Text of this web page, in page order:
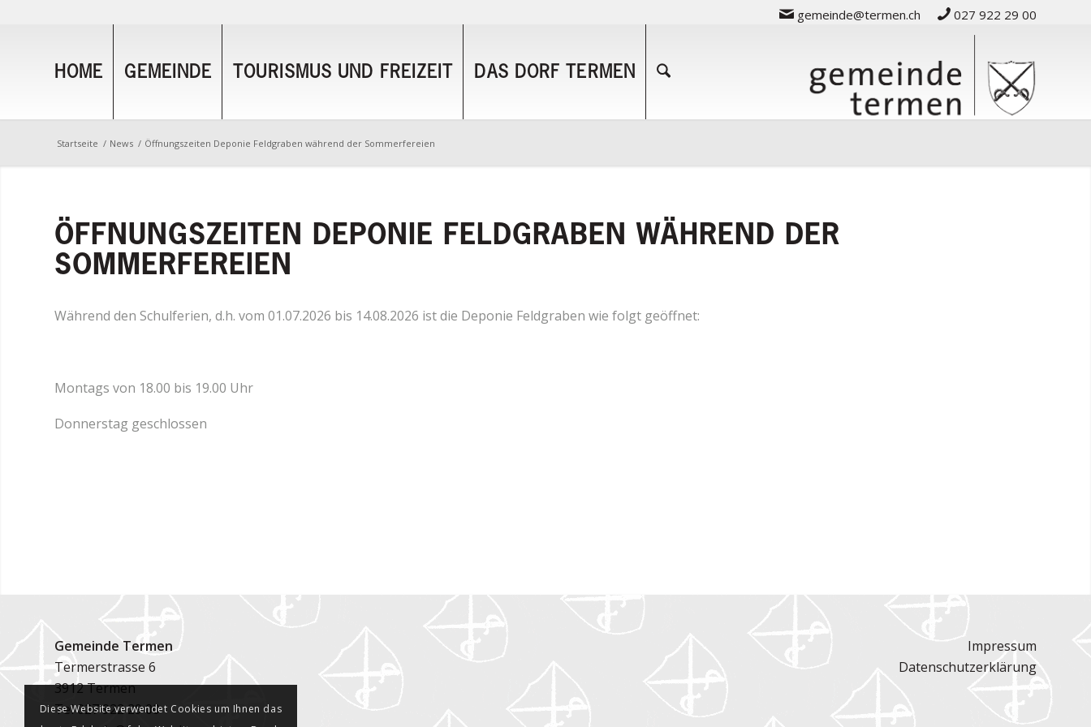
gemeinde@termen.ch 027 922 29 00
HOME GEMEINDE TOURISMUS UND FREIZEIT DAS DORF TERMEN
Startseite / News / Öffnungszeiten Deponie Feldgraben während der Sommerfereien
ÖFFNUNGSZEITEN DEPONIE FELDGRABEN WÄHREND DER
SOMMERFEREIEN
Während den Schulferien, d.h. vom 01.07.2026 bis 14.08.2026 ist die Deponie Feldgraben wie folgt geöffnet:
Montags von 18.00 bis 19.00 Uhr
Donnerstag geschlossen
Gemeinde Termen
Termerstrasse 6
3912 Termen
Tel027 922 29 00
Impressum
Datenschutzerklärung
Diese Website verwendet Cookies um Ihnen das